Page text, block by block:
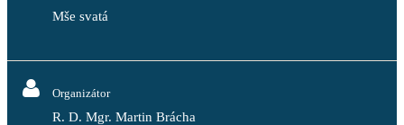
Mše svatá
Organizátor
R. D. Mgr. Martin Brácha